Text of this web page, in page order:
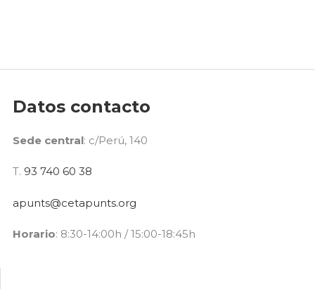
Datos contacto
Sede central: c/Perú, 140
T. 93 740 60 38
apunts@cetapunts.org
Horario: 8:30-14:00h / 15:00-18:45h